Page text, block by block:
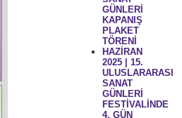
GÜNLERİ
KAPANIŞ
PLAKET
TÖRENİ
HAZİRAN
2025 | 15.
ULUSLARARASI
SANAT
GÜNLERİ
FESTİVALİNDE
4. GÜN